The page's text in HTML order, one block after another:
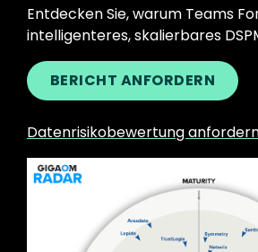
Entdecken Sie, warum Teams
intelligenteres, skalierbares
BERICHT ANFORDERN
Datenrisikobewertung
Image